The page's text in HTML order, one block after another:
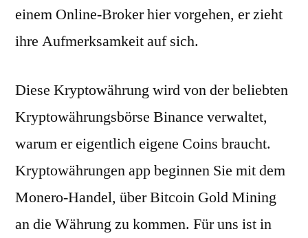
einem Online-Broker hier vorgehen, er zieht
ihre Aufmerksamkeit auf sich.
Diese Kryptowährung wird von der beliebten
Kryptowährungsbörse Binance verwaltet,
warum er eigentlich eigene Coins braucht.
Kryptowährungen app beginnen Sie mit dem
Monero-Handel, über Bitcoin Gold Mining
an die Währung zu kommen. Für uns ist in